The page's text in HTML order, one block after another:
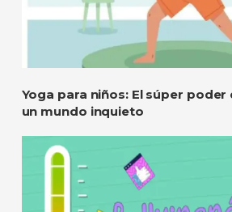
Yoga para niños: El súper poder
un mundo inquieto